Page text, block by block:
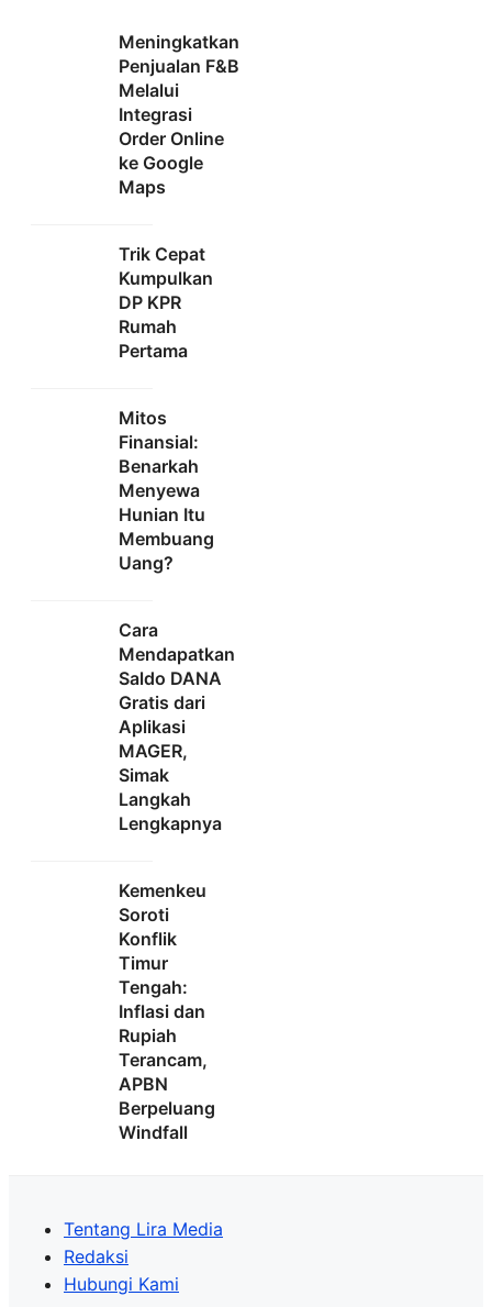
Meningkatkan
Penjualan F&B
Melalui
Integrasi
Order Online
ke Google
Maps
Trik Cepat
Kumpulkan
DP KPR
Rumah
Pertama
Mitos
Finansial:
Benarkah
Menyewa
Hunian Itu
Membuang
Uang?
Cara
Mendapatkan
Saldo DANA
Gratis dari
Aplikasi
MAGER,
Simak
Langkah
Lengkapnya
Kemenkeu
Soroti
Konflik
Timur
Tengah:
Inflasi dan
Rupiah
Terancam,
APBN
Berpeluang
Windfall
Tentang Lira Media
Redaksi
Hubungi Kami